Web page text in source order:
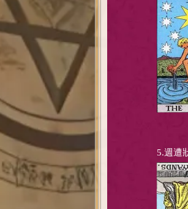
5.週遭